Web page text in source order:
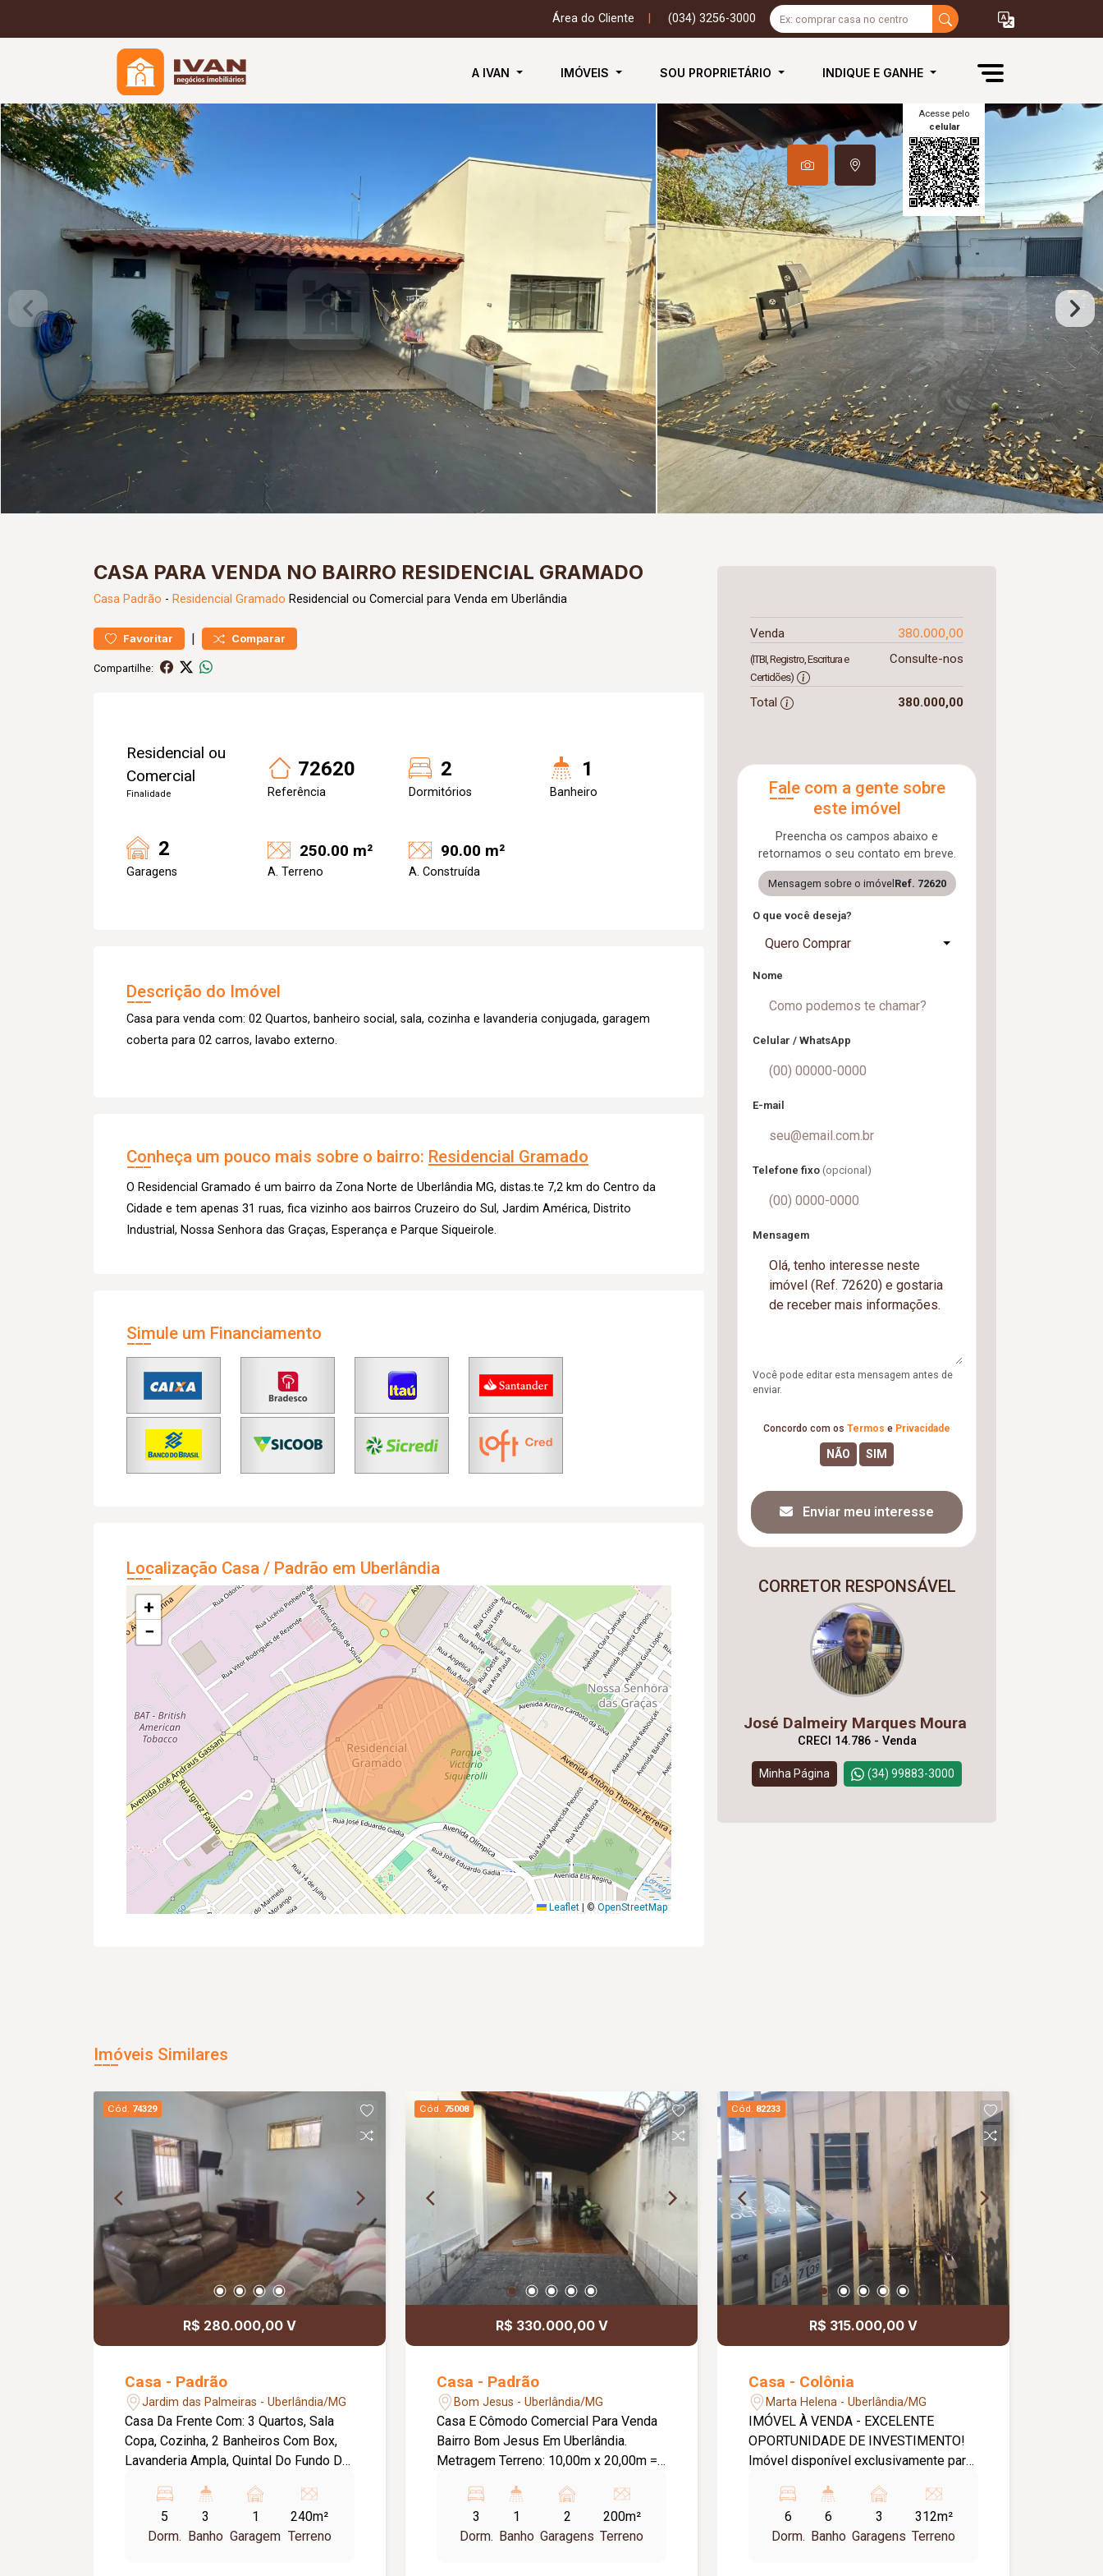
Área do Cliente (034) 3256-3000
A IVAN IMÓVEIS SOU PROPRIETÁRIO INDIQUE E GANHE
Acesse pelo
celular
CASA PARA VENDA NO BAIRRO RESIDENCIAL GRAMADO
Casa Padrão - Residencial Gramado Residencial ou Comercial para Venda em Uberlândia
Favoritar | Comparar
Compartilhe:
Residencial ou
Comercial
Finalidade
72620
Referência
2
Dormitórios
1
Banheiro
2
Garagens
250.00 m²
A. Terreno
90.00 m²
A. Construída
Descrição do Imóvel
Casa para venda com: 02 Quartos, banheiro social, sala, cozinha e lavanderia conjugada, garagem
coberta para 02 carros, lavabo externo.
Conheça um pouco mais sobre o bairro: Residencial Gramado
O Residencial Gramado é um bairro da Zona Norte de Uberlândia MG, distas.te 7,2 km do Centro da
Cidade e tem apenas 31 ruas, fica vizinho aos bairros Cruzeiro do Sul, Jardim América, Distrito
Industrial, Nossa Senhora das Graças, Esperança e Parque Siqueirole.
Simule um Financiamento
Localização Casa / Padrão em Uberlândia
+
−
Leaflet |© OpenStreetMap
Venda 380.000,00
(ITBI, Registro, Escritura e
Certidões)
Consulte-nos
Total 380.000,00
Fale com a gente sobre
este imóvel
Preencha os campos abaixo e
retornamos o seu contato em breve.
Mensagem sobre o imóvel Ref. 72620
O que você deseja?
Quero Comprar
Nome
Celular / WhatsApp
E-mail
Telefone fixo (opcional)
Mensagem
Você pode editar esta mensagem antes de
enviar.
Concordo com os Termos e Privacidade
Enviar meu interesse
CORRETOR RESPONSÁVEL
José Dalmeiry Marques Moura
CRECI 14.786 - Venda
Minha Página (34) 99883-3000
Imóveis Similares
Cód. 74329
R$ 280.000,00 V
Casa - Padrão
Jardim das Palmeiras - Uberlândia/MG
Casa Da Frente Com: 3 Quartos, Sala
Copa, Cozinha, 2 Banheiros Com Box,
Lavanderia Ampla, Quintal Do Fundo De
Com: 2 Quartos, 1 Banheiro, 1 Quintal
Pequeno.
5
Dorm.
3
Banho
1
Garagem
240m²
Terreno
Cód. 75008
R$ 330.000,00 V
Casa - Padrão
Bom Jesus - Uberlândia/MG
Casa E Cômodo Comercial Para Venda
Bairro Bom Jesus Em Uberlândia.
Metragem Terreno: 10,00m x 20,00m =
Aproximadamente 156,12 metros²
segurança, Alarme, Passeios pedras
3
Dorm.
1
Banho
2
Garagens
200m²
Terreno
Cód. 82233
R$ 315.000,00 V
Casa - Colônia
Marta Helena - Uberlândia/MG
IMÓVEL À VENDA - EXCELENTE
OPORTUNIDADE DE INVESTIMENTO!
Imóvel disponível exclusivamente para
livre de quaisquer ônus ou restrições.
Destaca-se como uma excelente opção
para investidores, proporcionando
6
Dorm.
6
Banho
3
Garagens
312m²
Terreno